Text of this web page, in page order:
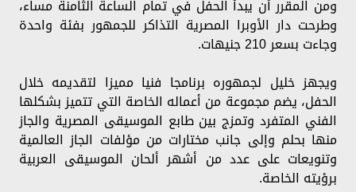
ومن المقرر أن يبدأ الحفل في تمام الساعة الثامنة مساء،
وطرحت دار الأوبرا المصرية التذاكر للجمهور بفئة واحدة
وجاءت بسعر 210 جنيهات.
ويجهز خليل لجمهوره برنامجا فنيا مميزا لتقديمه خلال
الحفل، يضم مجموعة من أعماله الخاصة التي تتميز بشكلها
الفني المتفرد وتمزج بين طابع الموسيقى المصرية والجاز
منها بحلم وإلى جانب مختارات من مؤلفات الجاز العالمية
وتنويعات على عدد من أشهر ألحان الموسيقى العربية
برؤيته الخاصة.